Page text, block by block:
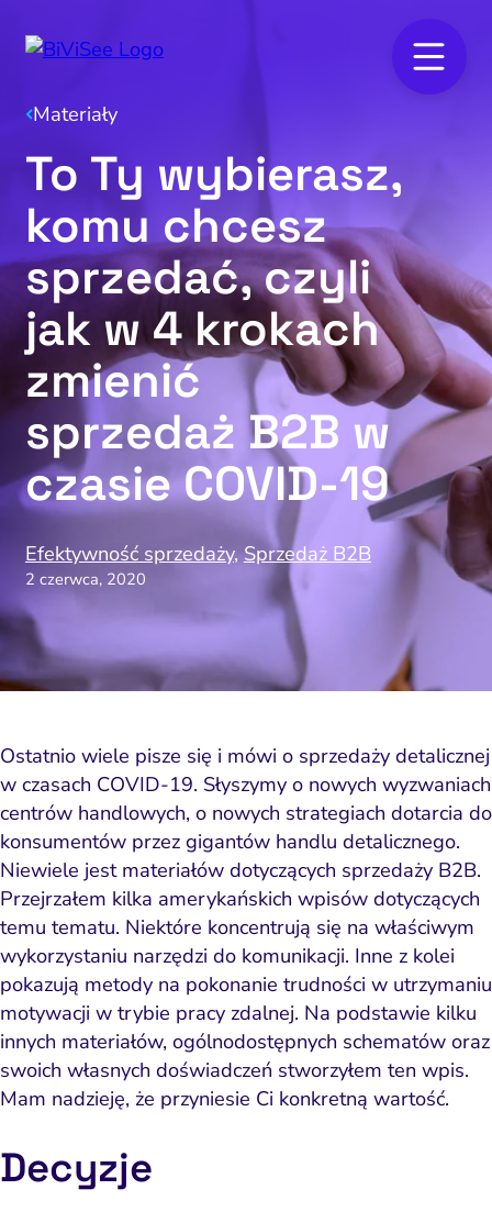
Materiały
To Ty wybierasz,
komu chcesz
sprzedać, czyli
jak w 4 krokach
zmienić
sprzedaż B2B w
czasie COVID-19
2 czerwca, 2020
Efektywność sprzedaży,Sprzedaż B2B
Ostatnio wiele pisze się i mówi o sprzedaży detalicznej
w czasach COVID-19. Słyszymy o nowych wyzwaniach
centrów handlowych, o nowych strategiach dotarcia do
konsumentów przez gigantów handlu detalicznego.
Niewiele jest materiałów dotyczących sprzedaży B2B.
Przejrzałem kilka amerykańskich wpisów dotyczących
temu tematu. Niektóre koncentrują się na właściwym
wykorzystaniu narzędzi do komunikacji. Inne z kolei
pokazują metody na pokonanie trudności w utrzymaniu
motywacji w trybie pracy zdalnej. Na podstawie kilku
innych materiałów, ogólnodostępnych schematów oraz
swoich własnych doświadczeń stworzyłem ten wpis.
Mam nadzieję, że przyniesie Ci konkretną wartość.
Decyzje